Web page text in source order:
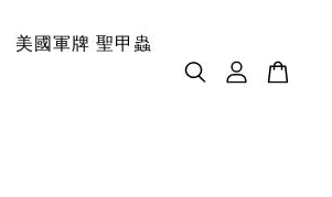
美國軍牌 聖甲蟲